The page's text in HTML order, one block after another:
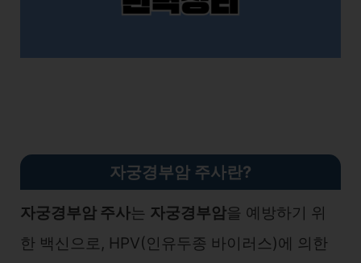
자궁경부암 주사란?
자궁경부암 주사는 자궁경부암을 예방하기 위
한 백신으로, HPV(인유두종 바이러스)에 의한